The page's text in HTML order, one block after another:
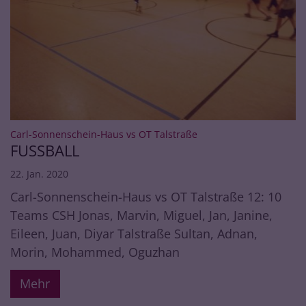
Carl-Sonnenschein-Haus vs OT Talstraße
FUSSBALL
22. Jan. 2020
Carl-Sonnenschein-Haus vs OT Talstraße 12: 10
Teams CSH Jonas, Marvin, Miguel, Jan, Janine,
Eileen, Juan, Diyar Talstraße Sultan, Adnan,
Morin, Mohammed, Oguzhan
Mehr